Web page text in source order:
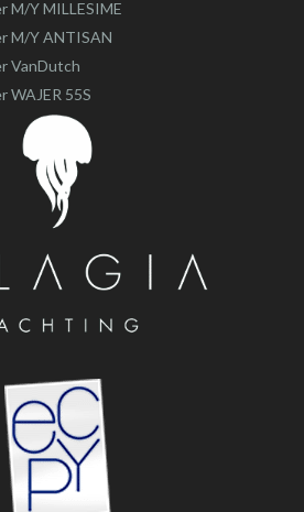
M/Y MILLESIME
M/Y ANTISAN
VanDutch
WAJER 55S